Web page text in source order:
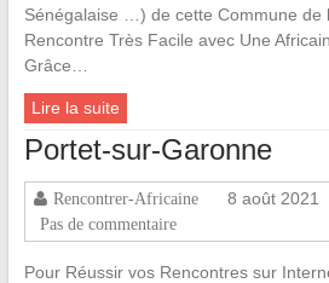
Sénégalaise …) de cette Commune de
Rencontre Très Facile avec Une
Grâce…
Lire la suite
Portet-sur-Garonne
Rencontrer-Africaine 8 août 2021
Pas de commentaire
Pour Réussir vos Rencontres sur